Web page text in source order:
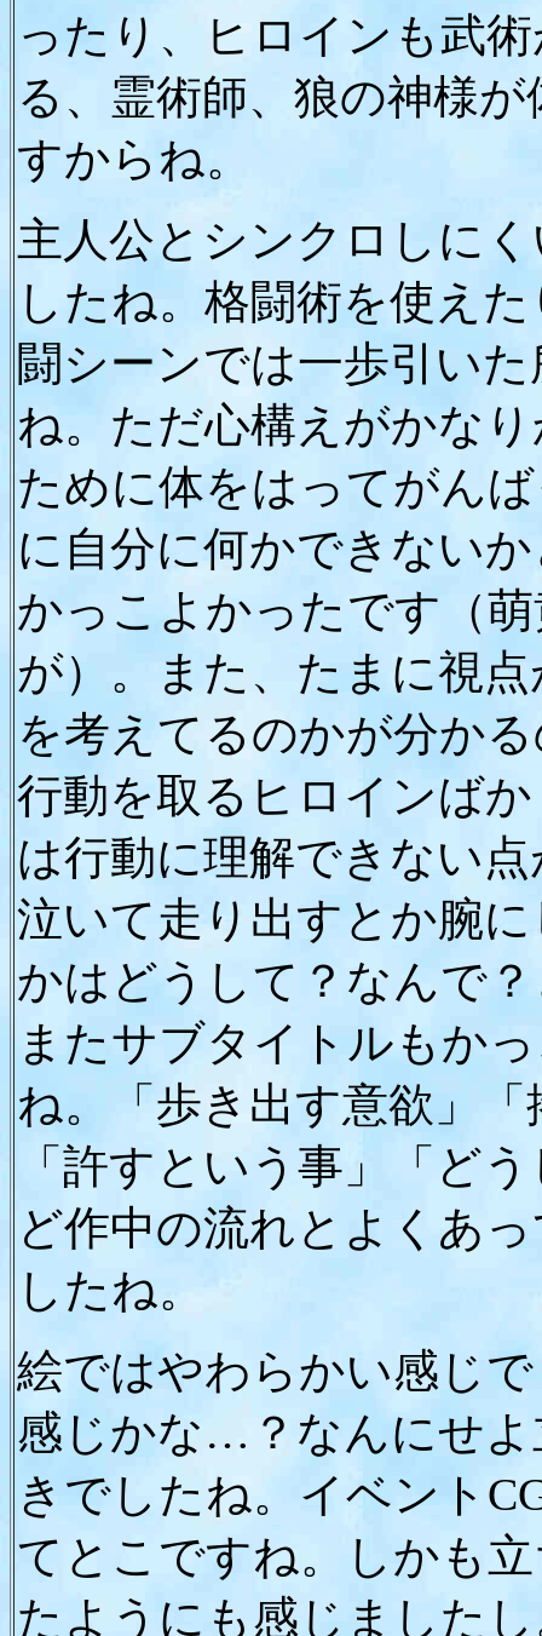
ったり、ヒロインも武
る、霊術師、狼の神様
すからね。
主人公とシンクロしに
したね。格闘術を使え
闘シーンでは一歩引い
ね。ただ心構えがかな
ために体をはってがん
に自分に何かできない
かっこよかったです（
が）。また、たまに視
を考えてるのかが分か
行動を取るヒロインば
は行動に理解できない
泣いて走り出すとか腕
かはどうして？なんで
またサブタイトルもか
ね。「歩き出す意欲」
「許すという事」「ど
ど作中の流れとよくあ
したね。
絵ではやわらかい感じ
感じかな…？なんにせ
きでしたね。イベント
てとこですね。しかも
たようにも感じました